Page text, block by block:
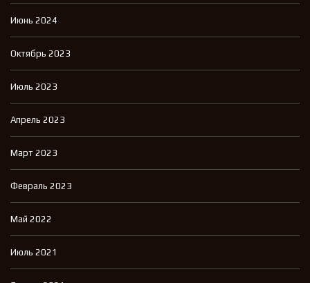
Июнь 2024
Октябрь 2023
Июль 2023
Апрель 2023
Март 2023
Февраль 2023
Май 2022
Июль 2021